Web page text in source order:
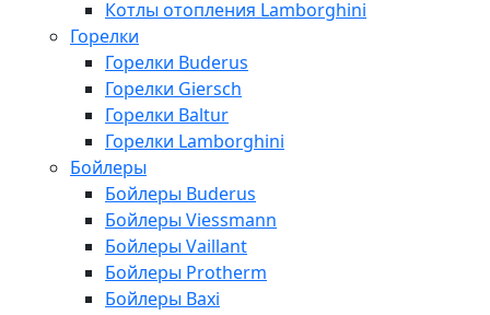
Котлы отопления Lamborghini
Горелки
Горелки Buderus
Горелки Giersch
Горелки Baltur
Горелки Lamborghini
Бойлеры
Бойлеры Buderus
Бойлеры Viessmann
Бойлеры Vaillant
Бойлеры Protherm
Бойлеры Baxi